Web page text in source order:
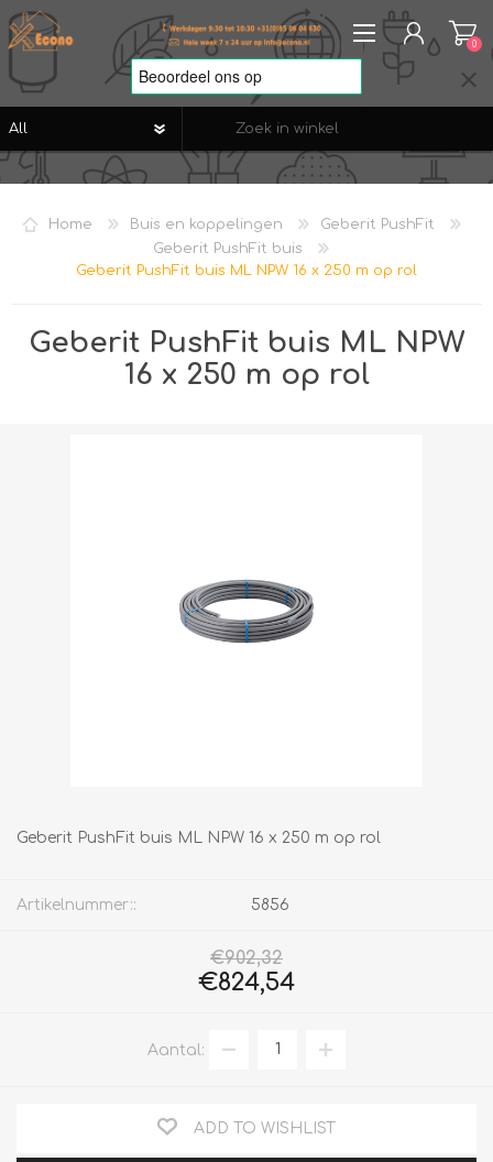
REGISTREREN
VERLANGLIJST
0
Home Buis en koppelingen
Geberit PushFit
Geberit PushFit buis
Geberit PushFit buis ML NPW 16 x 250 m op rol
Geberit PushFit buis ML NPW
16 x 250 m op rol
Geberit PushFit buis ML NPW 16 x 250 m op rol
Artikelnummer:: 5856
€902,32
€824,54
Aantal:
ADD TO WISHLIST